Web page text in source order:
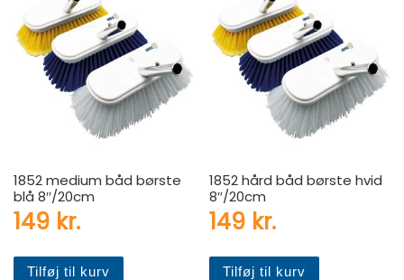
1852 medium båd børste
blå 8″/20cm
149 kr.
Tilføj til kurv
1852 hård båd børste hvid
8″/20cm
149 kr.
Tilføj til kurv